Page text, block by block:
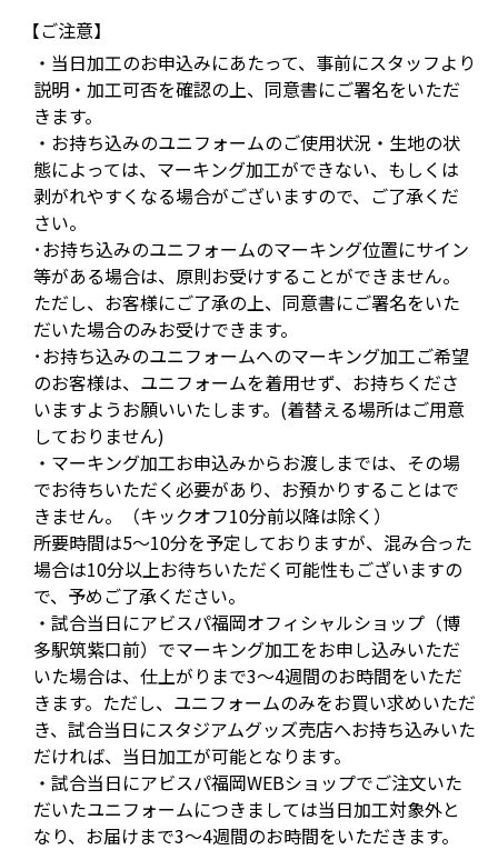
【ご注意】
・当日加工のお申込みにあたって、事前にスタッフより
説明・加工可否を確認の上、同意書にご署名をいただ
きます。
・お持ち込みのユニフォームのご使用状況・生地の状
態によっては、マーキング加工ができない、もしくは
剥がれやすくなる場合がございますので、ご了承くだ
さい。
･お持ち込みのユニフォームのマーキング位置にサイン
等がある場合は、原則お受けすることができません。
ただし、お客様にご了承の上、同意書にご署名をいた
だいた場合のみお受けできます。
･お持ち込みのユニフォームへのマーキング加工ご希望
のお客様は、ユニフォームを着用せず、お持ちくださ
いますようお願いいたします。(着替える場所はご用意
しておりません)
・マーキング加工お申込みからお渡しまでは、その場
でお待ちいただく必要があり、お預かりすることはで
きません。（キックオフ10分前以降は除く）
所要時間は5～10分を予定しておりますが、混み合った
場合は10分以上お待ちいただく可能性もございますの
で、予めご了承ください。
・試合当日にアビスパ福岡オフィシャルショップ（博
多駅筑紫口前）でマーキング加工をお申し込みいただ
いた場合は、仕上がりまで3～4週間のお時間をいただ
きます。ただし、ユニフォームのみをお買い求めいただ
き、試合当日にスタジアムグッズ売店へお持ち込みいた
だければ、当日加工が可能となります。
・試合当日にアビスパ福岡WEBショップでご注文いた
だいたユニフォームにつきましては当日加工対象外と
なり、お届けまで3～4週間のお時間をいただきます。